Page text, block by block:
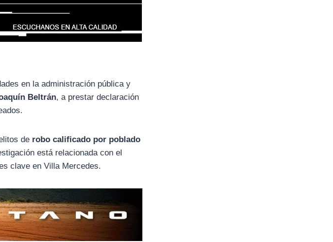
en la administración pública y
Beltrán, a prestar declaración
de robo calificado por poblado
está relacionada con el
clave en Villa Mercedes.